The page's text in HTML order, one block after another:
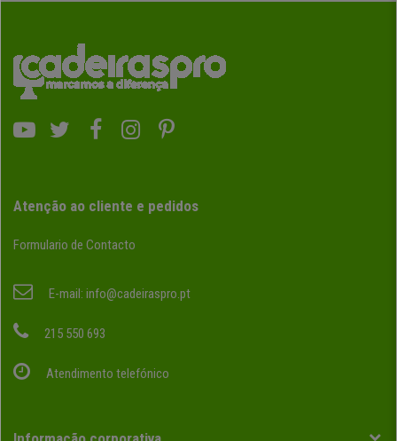
Atenção ao cliente e pedidos
Formulario de Contacto
E-mail: info@cadeiraspro.pt
215 550 693
Atendimento telefónico